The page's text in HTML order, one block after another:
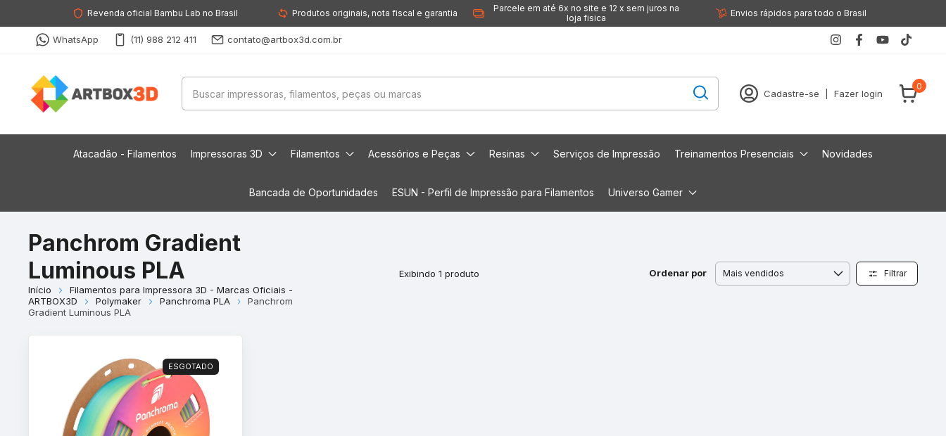
Revenda oficial Bambu Lab no Brasil Produtos originais, nota fiscal e garantia
Parcele em até 6x no site e 12 x sem juros na
loja fisica
Envios rápidos para todo o Brasil
WhatsApp (11) 988 212 411 contato@artbox3d.com.br
Cadastre-se Fazer login
0
Atacadão - Filamentos Impressoras 3D Filamentos Acessórios e Peças Resinas Serviços de Impressão Treinamentos Presenciais Novidades
Bancada de Oportunidades ESUN - Perfil de Impressão para Filamentos Universo Gamer
Panchrom Gradient
Luminous PLA
Início
Filamentos para Impressora 3D - Marcas Oficiais -
ARTBOX3D
Polymaker Panchroma PLA
Panchrom
Gradient Luminous PLA
Exibindo 1 produto Ordenar por Filtrar
ESGOTADO